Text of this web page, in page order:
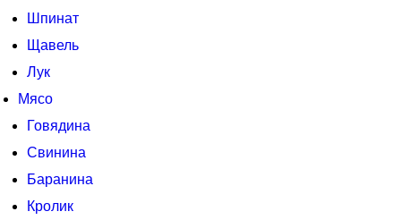
Шпинат
Щавель
Лук
Мясо
Говядина
Свинина
Баранина
Кролик